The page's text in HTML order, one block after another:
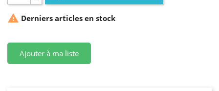
 Derniers articles en stock
Ajouter à ma liste